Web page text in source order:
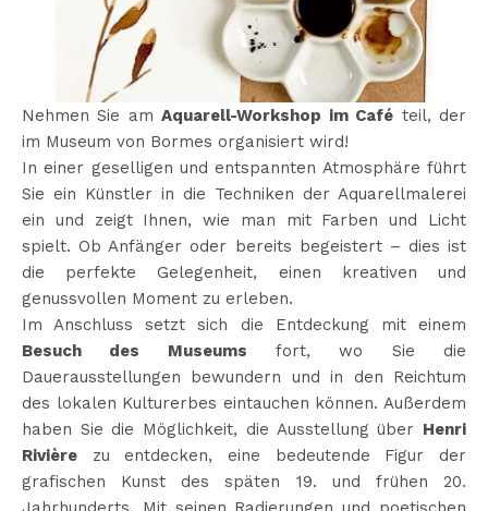
Nehmen Sie amAquarell-Workshop im Café teil, der
im Museum von Bormes organisiert wird!
In einer geselligen und entspannten Atmosphäre führt
Sie ein Künstler in die Techniken der Aquarellmalerei
ein und zeigt Ihnen, wie man mit Farben und Licht
spielt. Ob Anfänger oder bereits begeistert – dies ist
die perfekte Gelegenheit, einen kreativen und
genussvollen Moment zu erleben.
Im Anschluss setzt sich die Entdeckung mit einem
Besuch des Museums fort, wo Sie die
Dauerausstellungen bewundern und in den Reichtum
des lokalen Kulturerbes eintauchen können. Außerdem
haben Sie die Möglichkeit, die Ausstellung über Henri
Rivière zu entdecken, eine bedeutende Figur der
grafischen Kunst des späten 19. und frühen 20.